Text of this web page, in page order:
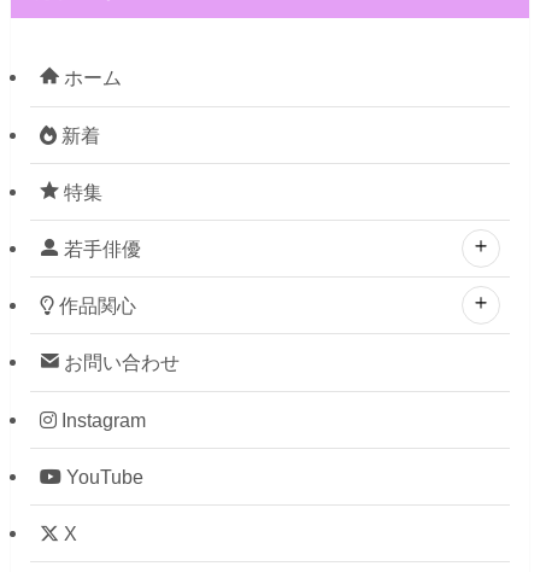
ホーム
新着
特集
若手俳優
作品関心
お問い合わせ
Instagram
YouTube
X